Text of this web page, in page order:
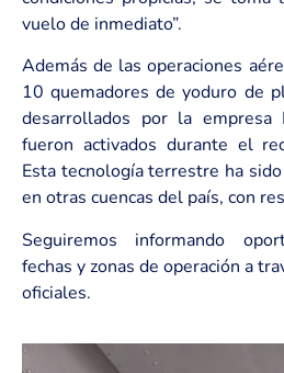
vuelo de inmediato”.
Además de las operaciones
10 quemadores de yoduro de
desarrollados por la
fueron activados durante el
Esta tecnología terrestre ha
en otras cuencas del país, con
Seguiremos informando
fechas y zonas de operación a
oficiales.